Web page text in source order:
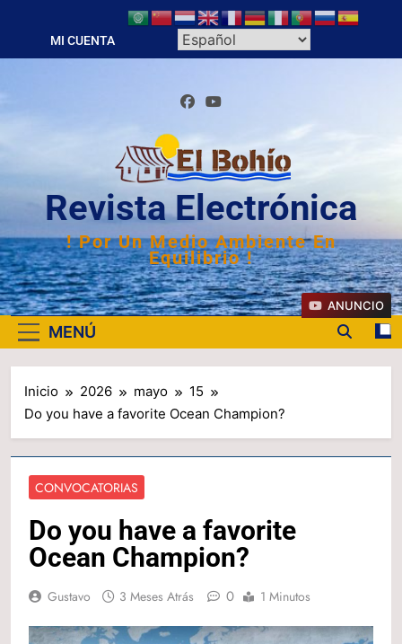
contenido
MI CUENTA
Revista Electrónica
! Por Un Medio Ambiente En
Equilibrio !
MENÚ
ANUNCIO
Inicio 2026 mayo
15
Do you have a favorite Ocean Champion?
CONVOCATORIAS
Do you have a favorite
Ocean Champion?
Gustavo 3 Meses Atrás 0 1 Minutos